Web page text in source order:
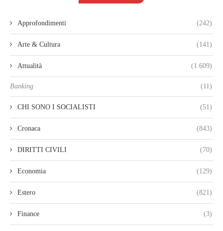
Approfondimenti (242)
Arte & Cultura (141)
Attualità (1.609)
Banking (11)
CHI SONO I SOCIALISTI (51)
Cronaca (843)
DIRITTI CIVILI (70)
Economia (129)
Estero (821)
Finance (3)